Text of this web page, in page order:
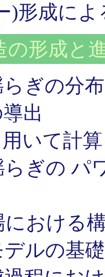
)形成によ
の形成と
ぎの分
出
用いて計
らぎの パ
おける
ルの基